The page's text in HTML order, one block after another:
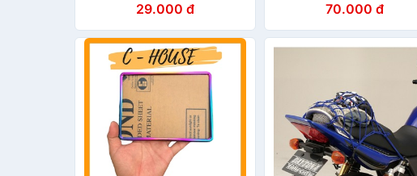
29.000 đ 70.000 đ